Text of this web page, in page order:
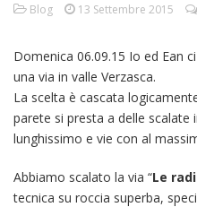
Blog 13 Settembre 2015
Domenica 06.09.15 Io ed Ean
una via in valle Verzasca.
La scelta è cascata
parete si presta a delle
lunghissimo e vie con al
Abbiamo scalato la via “Le
tecnica su roccia superba,